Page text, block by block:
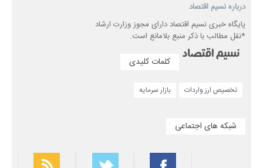
درباره نسیم اقتصاد
پایگاه خبری نسیم اقتصاد دارای مجوز وزارت ارشاد
*نقل مطالب با ذکر منبع بلامانع است.
کلمات کلیدی
تخصیص ارز واردات بازار سرمایه
شبکه های اجتماعی